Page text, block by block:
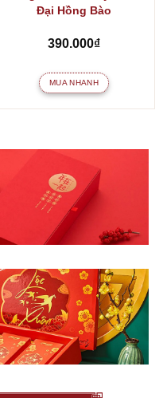
Đại Hồng Bào
390.000₫
MUA NHANH